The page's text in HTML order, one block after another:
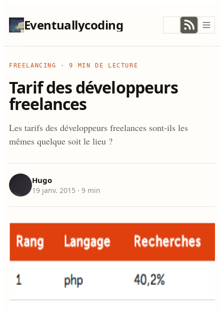
Eventuallycoding
FREELANCING ·9 MIN DE LECTURE
Tarif des développeurs
freelances
Les tarifs des développeurs freelances sont-ils les
mêmes quelque soit le lieu ?
Hugo
19 janv. 2015 · 9 min